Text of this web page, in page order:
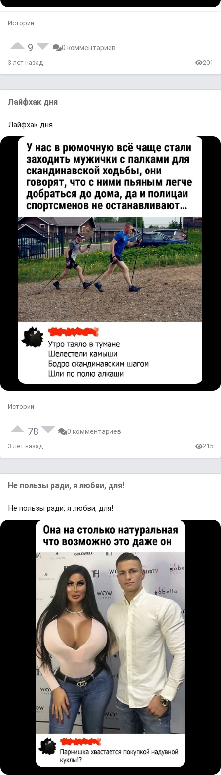
Истории
9 0 комментариев
3 лет назад 201
Лайфхак дня
Лайфхак дня
Истории
78 0 комментариев
3 лет назад 215
Не пользы ради, я любви, для!
Не пользы ради, я любви, для!